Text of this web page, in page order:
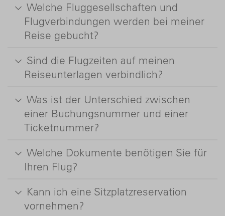
Welche Fluggesellschaften und
Flugverbindungen werden bei meiner
Reise gebucht?
Sind die Flugzeiten auf meinen
Reiseunterlagen verbindlich?
Was ist der Unterschied zwischen
einer Buchungsnummer und einer
Ticketnummer?
Welche Dokumente benötigen Sie für
Ihren Flug?
Kann ich eine Sitzplatzreservation
vornehmen?